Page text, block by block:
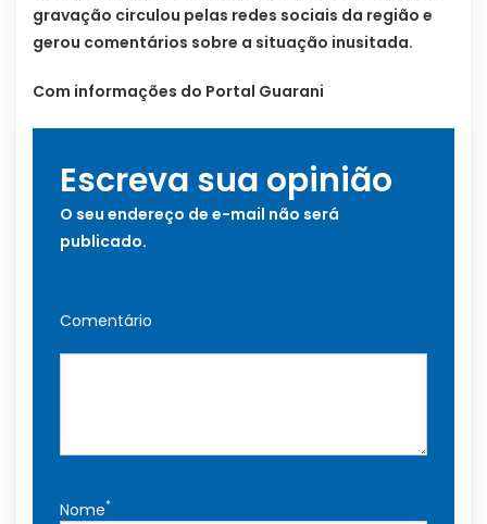
gravação circulou pelas redes sociais da região e
gerou comentários sobre a situação inusitada.
Com informações do Portal Guarani
Escreva sua opinião
O seu endereço de e-mail não será
publicado.
Comentário
Nome*